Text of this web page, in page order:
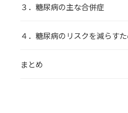
３．糖尿病の主な合併症
４．糖尿病のリスクを減らす
まとめ